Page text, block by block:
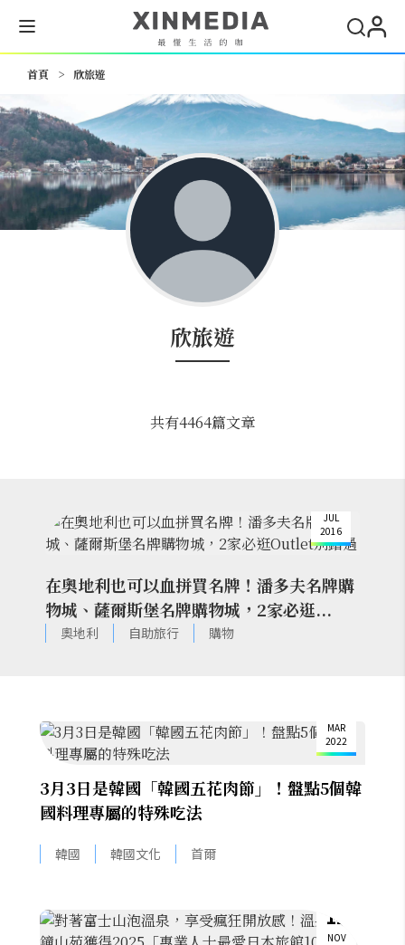
首頁 > 欣旅遊
欣旅遊
共有4464篇文章
JUL
2016
在奧地利也可以血拼買名牌！潘多夫名牌購
物城、薩爾斯堡名牌購物城，2家必逛...
奧地利 自助旅行 購物
MAR
2022
3月3日是韓國「韓國五花肉節」！盤點5個韓
國料理專屬的特殊吃法
韓國 韓國文化 首爾
12
NOV